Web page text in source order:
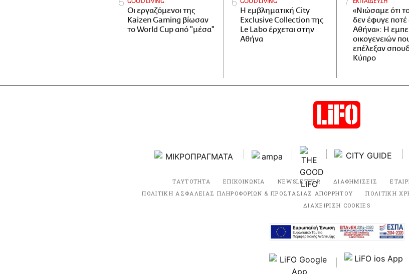
Οι εργαζόμενοι της
Kaizen Gaming βίωσαν
το World Cup από "μέσα"
Η εμβληματική City
Exclusive Collection της
Le Labo έρχεται στην
Αθήνα
«Νιώσαμε ότι
δεν έφυγε ποτέ
Αθήνα»: Η
οικογενειών
επέλεξαν
Κύπρο
ΤΑΥΤΟΤΗΤΑ ΕΠΙΚΟΙΝΩΝΙΑ NEWSLETTER ΔΙΑΦΗΜΙΣΕΙΣ
ΠΟΛΙΤΙΚΗ ΑΣΦΑΛΕΙΑΣ ΠΛΗΡΟΦΟΡΙΩΝ & ΠΡΟΣΤΑΣΙΑΣ ΑΠΟΡΡΗΤΟΥ
ΠΟΛΙΤΙΚΗ
ΔΙΑΧΕΙΡΙΣΗ COOKIES